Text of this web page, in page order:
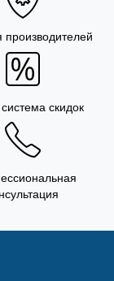
производителей
скидок